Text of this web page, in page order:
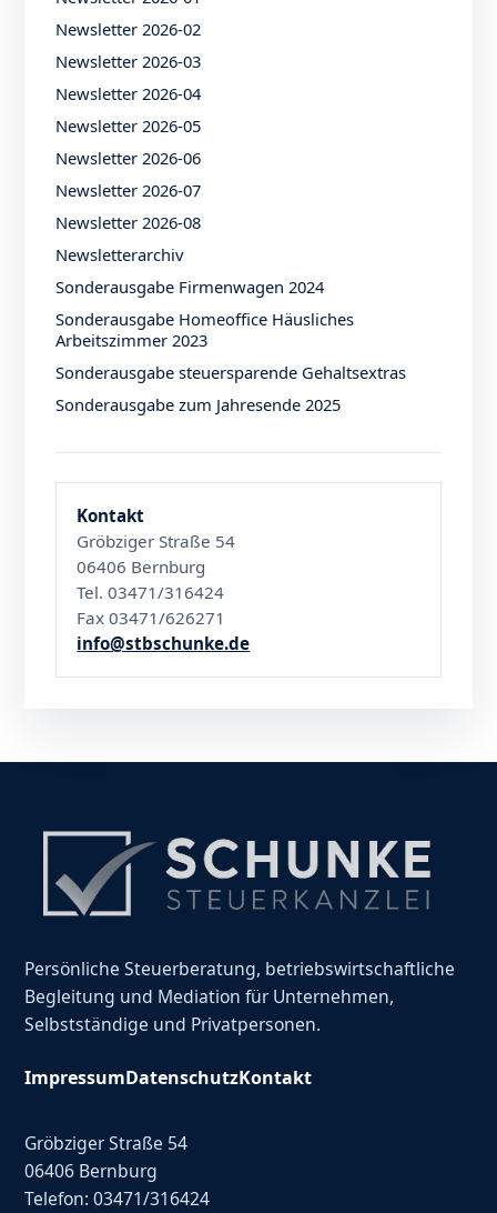
Newsletter 2026-02
Newsletter 2026-03
Newsletter 2026-04
Newsletter 2026-05
Newsletter 2026-06
Newsletter 2026-07
Newsletter 2026-08
Newsletterarchiv
Sonderausgabe Firmenwagen 2024
Sonderausgabe Homeoffice Häusliches
Arbeitszimmer 2023
Sonderausgabe steuersparende Gehaltsextras
Sonderausgabe zum Jahresende 2025
Kontakt
Gröbziger Straße 54
06406 Bernburg
Tel. 03471/316424
Fax 03471/626271
info@stbschunke.de
Persönliche Steuerberatung, betriebswirtschaftliche
Begleitung und Mediation für Unternehmen,
Selbstständige und Privatpersonen.
ImpressumDatenschutzKontakt
Gröbziger Straße 54
06406 Bernburg
Telefon: 03471/316424